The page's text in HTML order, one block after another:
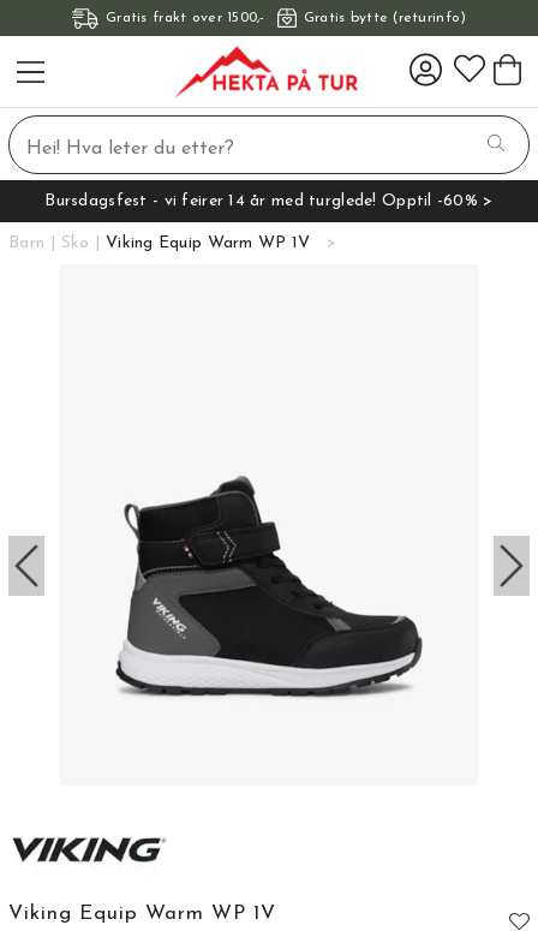
Gratis frakt over 1500,- Gratis bytte (returinfo)
Bursdagsfest - vi feirer 14 år med turglede! Opptil -60% >
Barn Sko Viking Equip Warm WP 1V
Viking Equip Warm WP 1V